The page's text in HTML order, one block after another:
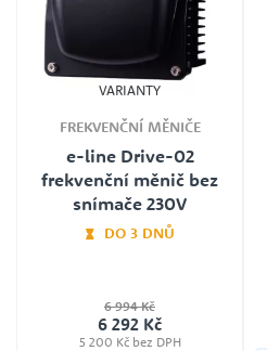
6 292 Kč
VARIANTY
FREKVENČNÍ MĚNIČE
e-line Drive-02
frekvenční měnič bez
snímače 230V
DO 3 DNŮ
6 994 Kč
6 292 Kč
5 200 Kč bez DPH